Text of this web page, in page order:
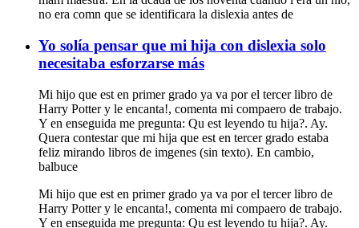
no era comn que se identificara la dislexia antes de
Yo solía pensar que mi hija con dislexia solo
necesitaba esforzarse más
Mi hijo que est en primer grado ya va por el tercer libro de
Harry Potter y le encanta!, comenta mi compaero de trabajo.
Y en enseguida me pregunta: Qu est leyendo tu hija?. Ay.
Quera contestar que mi hija que est en tercer grado estaba
feliz mirando libros de imgenes (sin texto). En cambio,
balbuce
Mi hijo que est en primer grado ya va por el tercer libro de
Harry Potter y le encanta!, comenta mi compaero de trabajo.
Y en enseguida me pregunta: Qu est leyendo tu hija?. Ay.